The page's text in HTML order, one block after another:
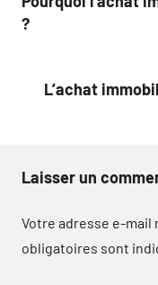
de
?
L’achat
Laisser un
Votre adresse e-mail
obligatoires sont